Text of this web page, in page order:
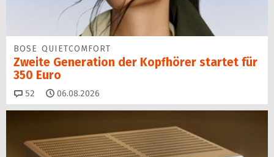
BOSE QUIETCOMFORT
Zweite Generation der Kopfhörer startet für
350 Euro
52 Kommentare
06.08.2026